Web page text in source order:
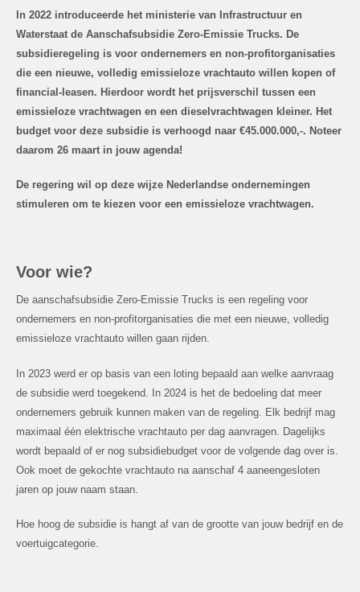
In 2022 introduceerde het ministerie van Infrastructuur en
Waterstaat de Aanschafsubsidie Zero-Emissie Trucks. De
subsidieregeling is voor ondernemers en non-profitorganisaties
die een nieuwe, volledig emissieloze vrachtauto willen kopen of
financial-leasen. Hierdoor wordt het prijsverschil tussen een
emissieloze vrachtwagen en een dieselvrachtwagen kleiner. Het
budget voor deze subsidie is verhoogd naar €45.000.000,-. Noteer
daarom 26 maart in jouw agenda!
De regering wil op deze wijze Nederlandse ondernemingen
stimuleren om te kiezen voor een emissieloze vrachtwagen.
Voor wie?
De aanschafsubsidie Zero-Emissie Trucks is een regeling voor
ondernemers en non-profitorganisaties die met een nieuwe, volledig
emissieloze vrachtauto willen gaan rijden.
In 2023 werd er op basis van een loting bepaald aan welke aanvraag
de subsidie werd toegekend. In 2024 is het de bedoeling dat meer
ondernemers gebruik kunnen maken van de regeling. Elk bedrijf mag
maximaal één elektrische vrachtauto per dag aanvragen. Dagelijks
wordt bepaald of er nog subsidiebudget voor de volgende dag over is.
Ook moet de gekochte vrachtauto na aanschaf 4 aaneengesloten
jaren op jouw naam staan.
Hoe hoog de subsidie is hangt af van de grootte van jouw bedrijf en de
voertuigcategorie.